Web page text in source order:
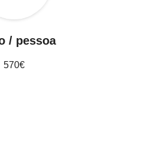
/ pessoa
570€